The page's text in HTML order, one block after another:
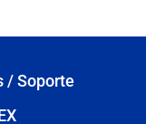
/ Soporte